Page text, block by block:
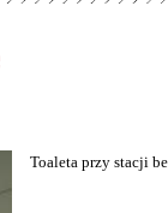
Toaleta przy stacji